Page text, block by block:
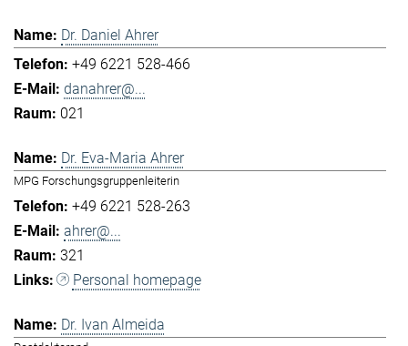
Dr. Daniel Ahrer
+49 6221 528-466
danahrer@...
021
Dr. Eva-Maria Ahrer
MPG Forschungsgruppenleiterin
+49 6221 528-263
ahrer@...
321
Personal homepage
Dr. Ivan Almeida